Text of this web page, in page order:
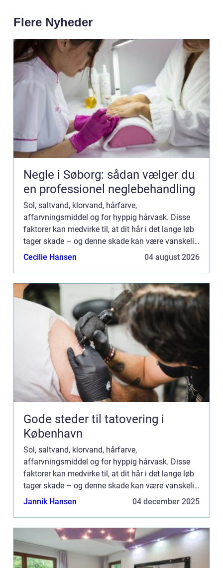
Flere Nyheder
Negle i Søborg: sådan vælger du
en professionel neglebehandling
Sol, saltvand, klorvand, hårfarve,
affarvningsmiddel og for hyppig hårvask. Disse
faktorer kan medvirke til, at dit hår i det lange løb
tager skade – og denne skade kan være vanskelig
at rette op på. Et h&ar...
Cecilie Hansen 04 august 2026
Gode steder til tatovering i
København
Sol, saltvand, klorvand, hårfarve,
affarvningsmiddel og for hyppig hårvask. Disse
faktorer kan medvirke til, at dit hår i det lange løb
tager skade – og denne skade kan være vanskelig
at rette op på. Et h&ar...
Jannik Hansen 04 december 2025